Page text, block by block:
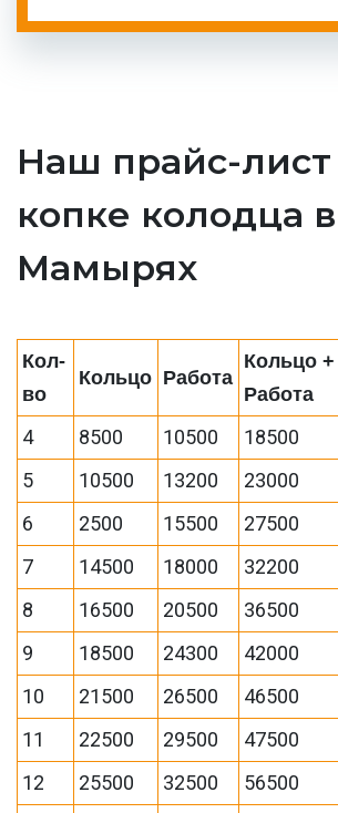
Наш прайс-лист
копке колодца в
Мамырях
Кол-
во
Кольцо Работа
Кольцо +
Работа
4 8500 10500 18500
5
10500 13200 23000
6
2500 15500 27500
7
14500 18000 32200
8
16500 20500 36500
9
18500 24300 42000
10
21500 26500 46500
11
22500 29500 47500
12
25500 32500 56500